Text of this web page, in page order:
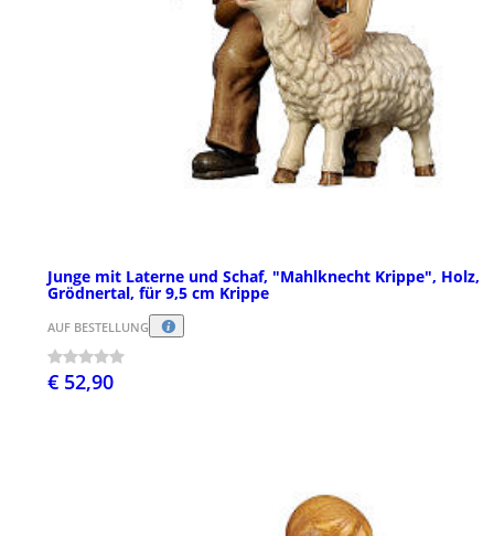
Junge mit Laterne und Schaf, "Mahlknecht Krippe", Holz,
Grödnertal, für 9,5 cm Krippe
AUF BESTELLUNG
€ 52,90